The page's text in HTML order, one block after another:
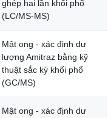
ghép hai lần khối phổ
(LC/MS-MS)
Mật ong - xác định dư
lượng Amitraz bằng kỹ
thuật sắc ký khối phổ
(GC/MS)
Mật ong - xác định dư